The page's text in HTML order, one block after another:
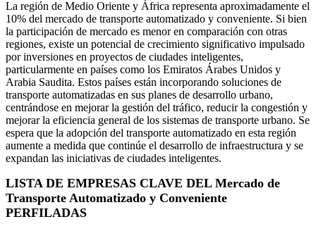
La región de Medio Oriente y África representa aproximadamente el
10% del mercado de transporte automatizado y conveniente. Si bien
la participación de mercado es menor en comparación con otras
regiones, existe un potencial de crecimiento significativo impulsado
por inversiones en proyectos de ciudades inteligentes,
particularmente en países como los Emiratos Árabes Unidos y
Arabia Saudita. Estos países están incorporando soluciones de
transporte automatizadas en sus planes de desarrollo urbano,
centrándose en mejorar la gestión del tráfico, reducir la congestión y
mejorar la eficiencia general de los sistemas de transporte urbano. Se
espera que la adopción del transporte automatizado en esta región
aumente a medida que continúe el desarrollo de infraestructura y se
expandan las iniciativas de ciudades inteligentes.
LISTA DE EMPRESAS CLAVE DEL Mercado de
Transporte Automatizado y Conveniente
PERFILADAS